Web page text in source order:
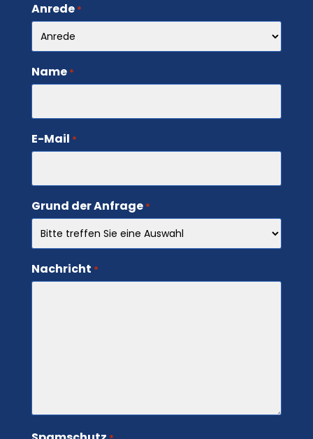
Anrede *
Name *
E-Mail *
Grund der Anfrage *
Nachricht *